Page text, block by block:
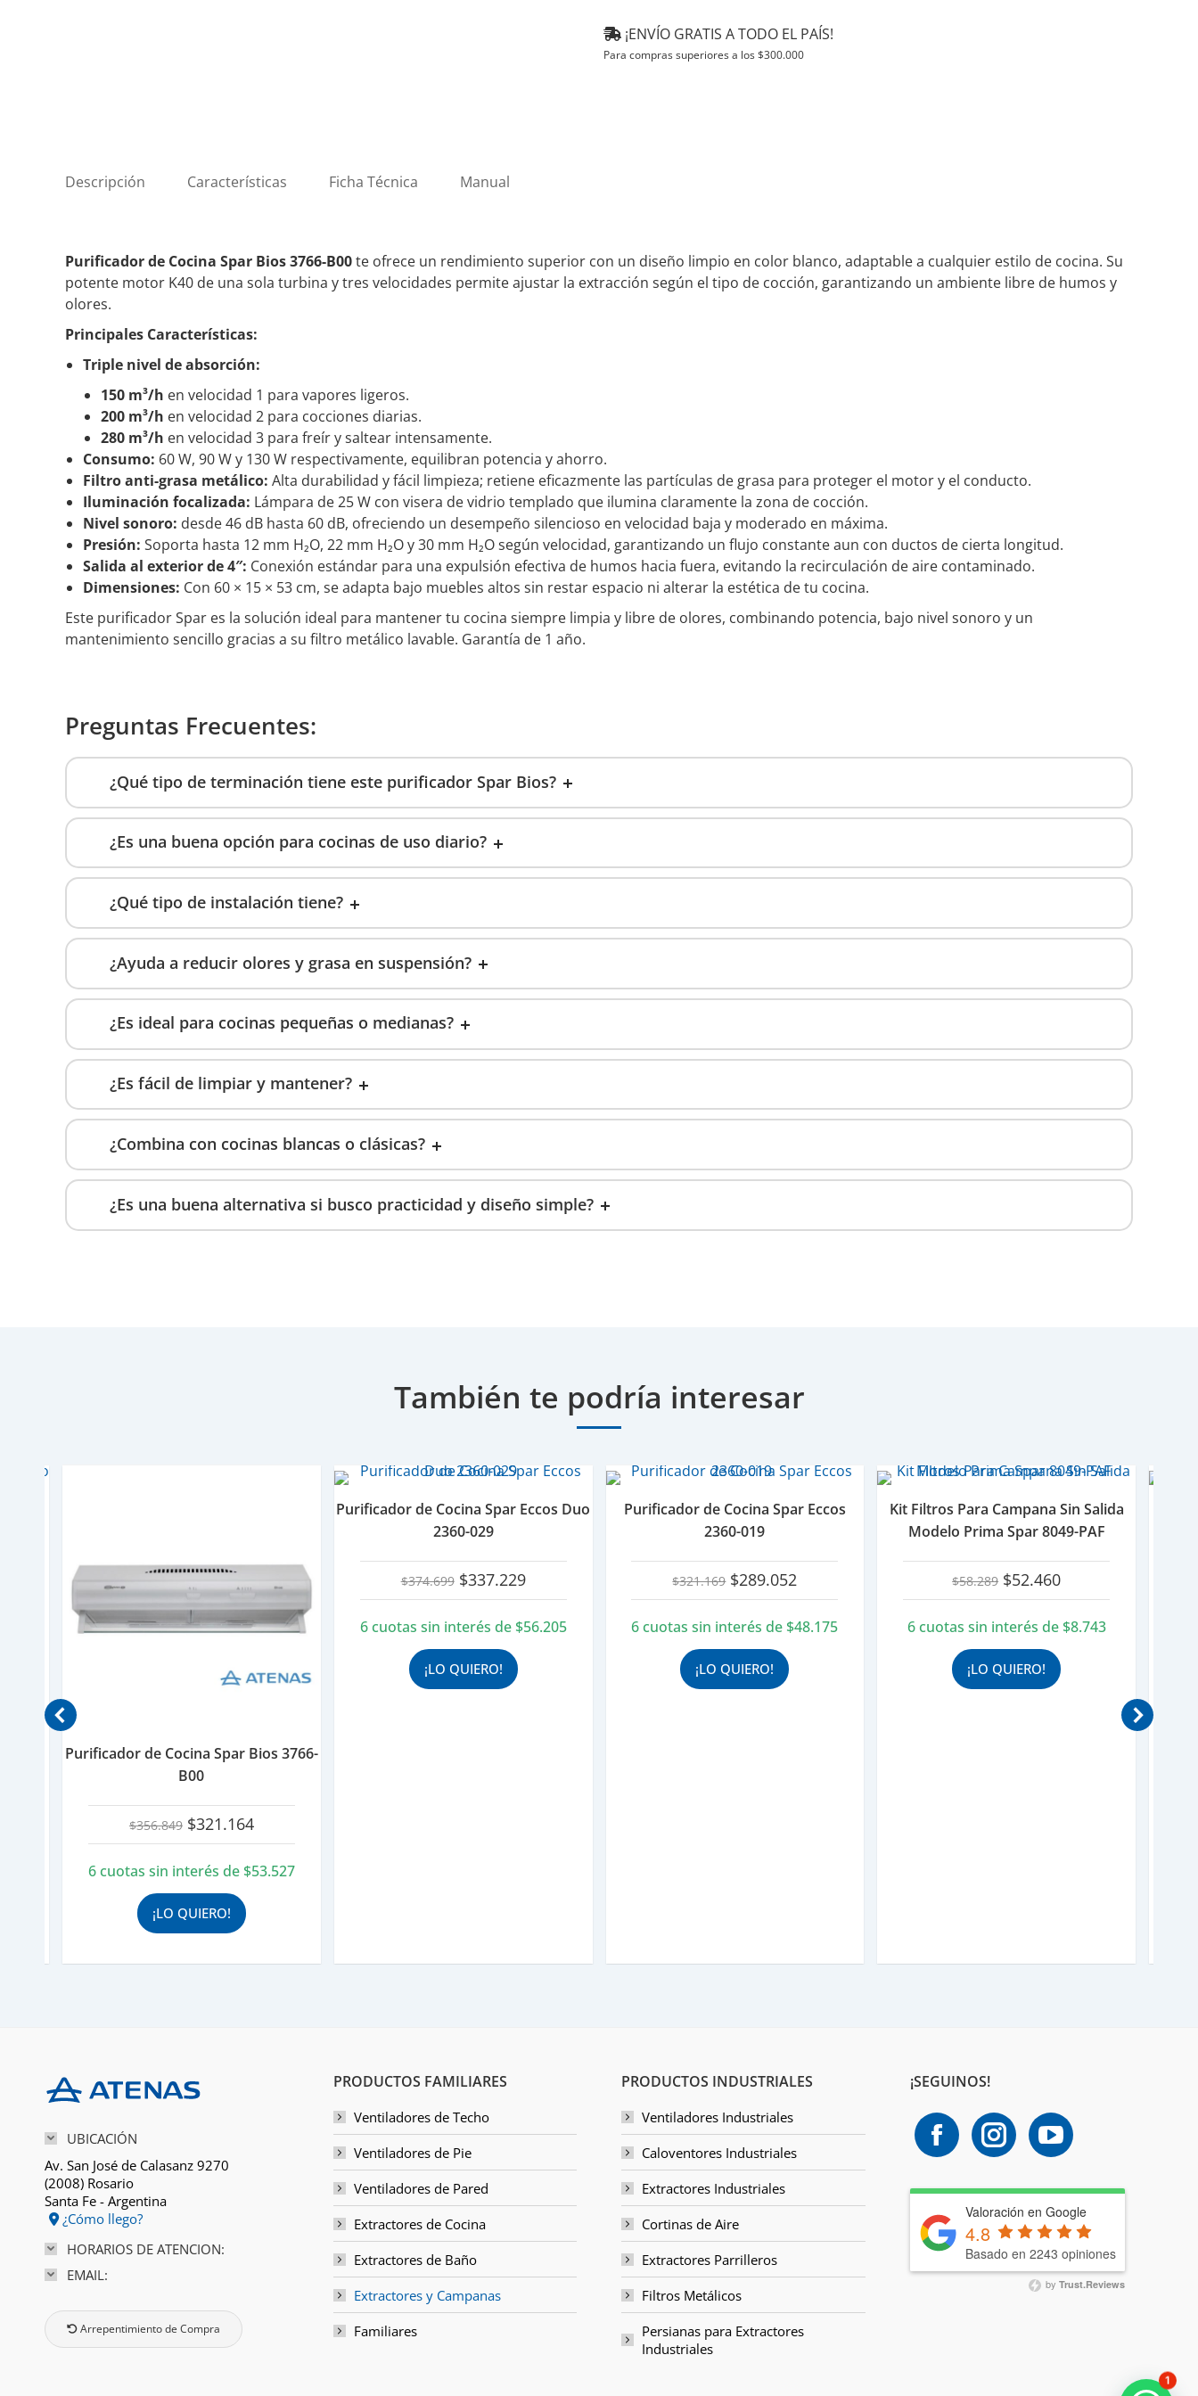
Spar
Bios
3766-
¡ENVÍO GRATIS A TODO EL PAÍS!
Para compras superiores a los$300.000
Descripción Características Ficha Técnica Manual
Purificador de Cocina Spar Bios 3766-B00te ofrece un rendimiento superior con un diseño limpio en color blanco, adaptable a cualquier estilo de cocina. Su
potente motor K40 de una sola turbina y tres velocidades permite ajustar la extracción según el tipo de cocción, garantizando un ambiente libre de humos y
olores.
Principales Características:
Triple nivel de absorción:
150 m³/h en velocidad 1 para vapores ligeros.
200 m³/h en velocidad 2 para cocciones diarias.
280 m³/h en velocidad 3 para freír y saltear intensamente.
Consumo: 60 W, 90 W y 130 W respectivamente, equilibran potencia y ahorro.
Filtro anti-grasa metálico: Alta durabilidad y fácil limpieza; retiene eficazmente las partículas de grasa para proteger el motor y el conducto.
Iluminación focalizada: Lámpara de 25 W con visera de vidrio templado que ilumina claramente la zona de cocción.
Nivel sonoro: desde 46 dB hasta 60 dB, ofreciendo un desempeño silencioso en velocidad baja y moderado en máxima.
Presión: Soporta hasta 12 mm H₂O, 22 mm H₂O y 30 mm H₂O según velocidad, garantizando un flujo constante aun con ductos de cierta longitud.
Salida al exterior de 4″: Conexión estándar para una expulsión efectiva de humos hacia fuera, evitando la recirculación de aire contaminado.
Dimensiones: Con 60 × 15 × 53 cm, se adapta bajo muebles altos sin restar espacio ni alterar la estética de tu cocina.
Este purificador Spar es la solución ideal para mantener tu cocina siempre limpia y libre de olores, combinando potencia, bajo nivel sonoro y un
mantenimiento sencillo gracias a su filtro metálico lavable. Garantía de 1 año.
Preguntas Frecuentes:
¿Qué tipo de terminación tiene este purificador Spar Bios?
¿Es una buena opción para cocinas de uso diario?
¿Qué tipo de instalación tiene?
¿Ayuda a reducir olores y grasa en suspensión?
¿Es ideal para cocinas pequeñas o medianas?
¿Es fácil de limpiar y mantener?
¿Combina con cocinas blancas o clásicas?
¿Es una buena alternativa si busco practicidad y diseño simple?
También te podría interesar
Purificador de Cocina Spar Bios 3766-
B00
$356.849 El
precio
era:
$356.849.
$321.164El
precio
es:
6 cuotas sin interés de $53.527
¡LO QUIERO!
Purificador de Cocina Spar Eccos Duo
2360-029
$374.699 El
precio
era:
$374.699.
$337.229El
precio
es:
6 cuotas sin interés de $56.205
¡LO QUIERO!
Purificador de Cocina Spar Eccos
2360-019
$321.169 El
precio
era:
$321.169.
$289.052
precio
es:
6 cuotas sin interés de $48.175
¡LO QUIERO!
Kit Filtros Para Campana Sin Salida
Modelo Prima Spar 8049-PAF
$58.289 El
precio
era:
$58.289.
$52.460El
precio
es:
6 cuotas sin interés de $8.743
¡LO QUIERO!
UBICACIÓN
Av. San José de Calasanz 9270
(2008) Rosario
Santa Fe - Argentina
¿Cómo llego?
HORARIOS DE ATENCION:
EMAIL:
Arrepentimiento de Compra
PRODUCTOS FAMILIARES
Ventiladores de Techo
Ventiladores de Pie
Ventiladores de Pared
Extractores de Cocina
Extractores de Baño
Extractores y Campanas
Familiares
PRODUCTOS INDUSTRIALES
Ventiladores Industriales
Caloventores Industriales
Extractores Industriales
Cortinas de Aire
Extractores Parrilleros
Filtros Metálicos
Persianas para Extractores
Industriales
¡SEGUINOS!
Valoración en Google
4.8
Basado en 2243 opiniones
by Trust.Reviews
1